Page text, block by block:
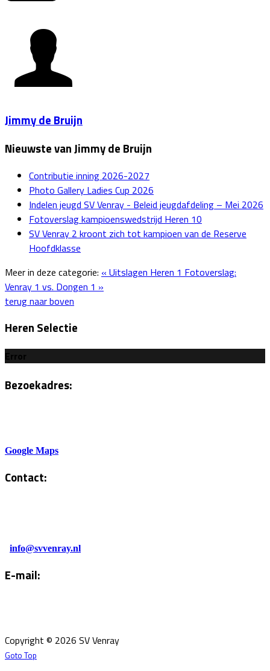
Jimmy de Bruijn
Nieuwste van Jimmy de Bruijn
Contributie inning 2026-2027
Photo Gallery Ladies Cup 2026
Indelen jeugd SV Venray - Beleid jeugdafdeling – Mei 2026
Fotoverslag kampioenswedstrijd Heren 10
SV Venray 2 kroont zich tot kampioen van de Reserve
Hoofdklasse
Meer in deze categorie: « Uitslagen Heren 1 Fotoverslag:
Venray 1 vs. Dongen 1 »
terug naar boven
Heren Selectie
Error
Bezoekadres:
Google Maps
Contact:
info@svvenray.nl
E-mail:
Copyright © 2026 SV Venray
Goto Top